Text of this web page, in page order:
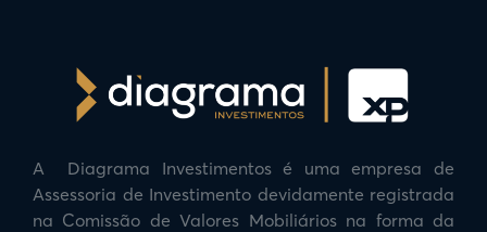
A Diagrama Investimentos é uma empresa de
Assessoria de Investimento devidamente registrada
na Comissão de Valores Mobiliários na forma da